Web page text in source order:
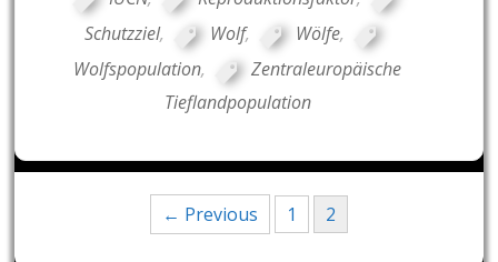
Schutzziel, Wolf, Wölfe,
Wolfspopulation,
Zentraleuropäische
Tieflandpopulation
navigation
← Previous 1 2